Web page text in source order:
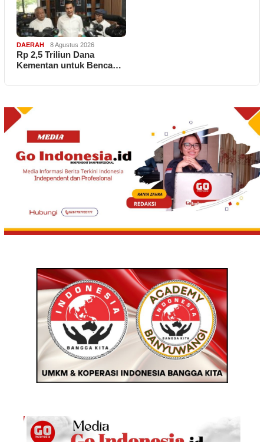
DAERAH 8 Agustus 2026
Rp 2,5 Triliun Dana
Kementan untuk Benca…